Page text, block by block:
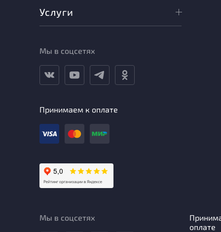
Услуги
Мы в соцсетях
Принимаем к оплате
Мы в соцсетях
оплате